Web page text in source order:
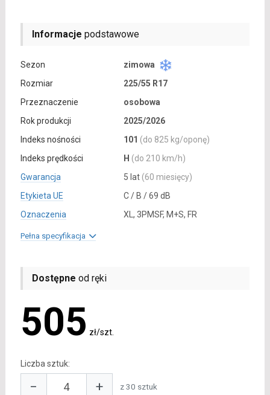
Informacje podstawowe
Sezon
zimowa
Rozmiar
225/55 R17
Przeznaczenie
osobowa
Rok produkcji
2025/2026
Indeks nośności
101 (do 825 kg/oponę)
Indeks prędkości
H (do 210 km/h)
Gwarancja
5 lat (60 miesięcy)
Etykieta UE
C / B / 69 dB
Oznaczenia
XL, 3PMSF, M+S, FR
Pełna specyfikacja
Dostępne od ręki
505 zł/szt.
Liczba sztuk:
− + z 30 sztuk